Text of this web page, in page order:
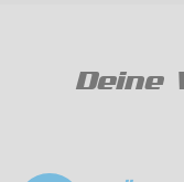
Deine